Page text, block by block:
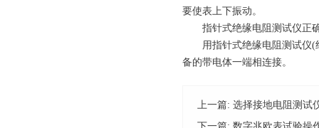
要使表上下振动。
指针式绝缘电阻测试仪正
用指针式绝缘电阻测试仪(
备的带电体一端相连接。
上一篇: 选择接地电阻测试